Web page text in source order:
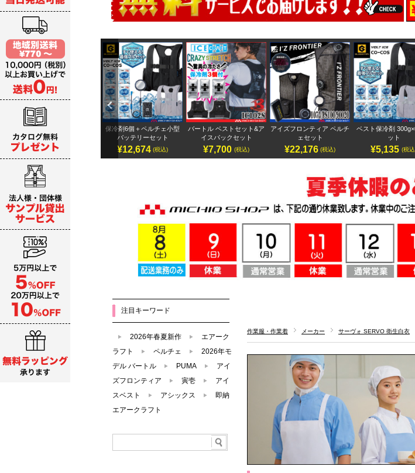
Previ
ous
アイズフロンティア 32Vバ
ッテリーセット
¥19,987～
保冷剤6個＋ペルチェ小型
バッテリーセット
¥12,674 (税込)
バートル ベストセット&ア
イスパックセット
¥7,700 (税込)
アイズフロンティア ペルチ
ェセット
¥22,176 (税込)
ベスト保冷剤
ット
¥5,135 (税
作業服・作業着 メーカー サーヴォ SERVO 衛生白衣
注目キーワード
2026年春夏新作
エアーク
ラフト
ペルチェ
2026年モ
デル バートル
PUMA
アイ
ズフロンティア
寅壱
アイ
スベスト
アシックス
即納
エアークラフト